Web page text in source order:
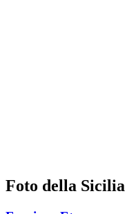
Foto della Sicilia